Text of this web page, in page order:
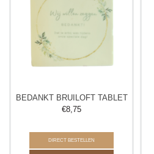
BEDANKT BRUILOFT TABLET
€8,75
DIRECT BESTELLEN